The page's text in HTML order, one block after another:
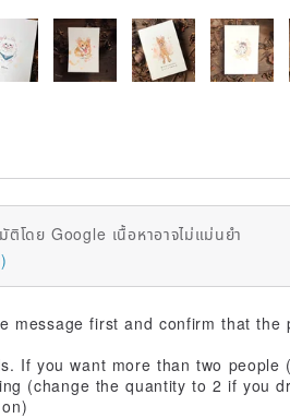
โดย Google เนื้อหาอาจไม่แม่นยำ
message first and confirm that the
If you want more than two people
(change the quantity to 2 if you